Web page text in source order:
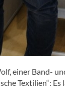
einer Band-
Textilien“: